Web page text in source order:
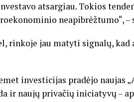
atsargiau. Tokios
neapibrėžtumo“, –
rinkoje jau matyti signalų,
investicijas pradėjo naujas
ir naujų privačių iniciatyvų –